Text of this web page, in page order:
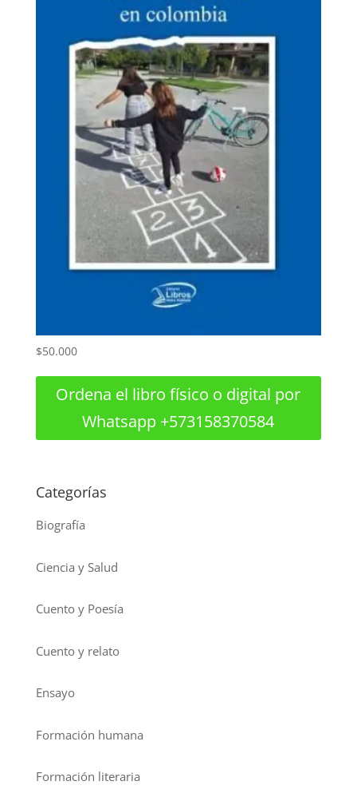
El «nuevo» juego del mundo en Colombia
$50.000
Ordena el libro físico o digital por
Whatsapp +573158370584
Categorías
Biografía
Ciencia y Salud
Cuento y Poesía
Cuento y relato
Ensayo
Formación humana
Formación literaria